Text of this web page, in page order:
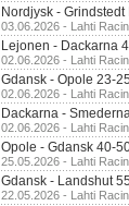
Nordjysk - Grindstedt
03.06.2026 - Lahti
Lejonen - Dackarna
02.06.2026 - Lahti
Gdansk - Opole 23-
02.06.2026 - Lahti
Dackarna -
02.06.2026 - Lahti
Opole - Gdansk 40-
25.05.2026 - Lahti
Gdansk - Landshut
22.05.2026 - Lahti